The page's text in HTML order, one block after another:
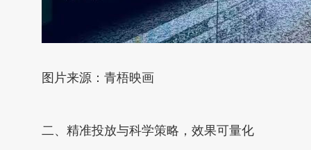
图片来源：青梧映画
二、精准投放与科学策略，效果可量化